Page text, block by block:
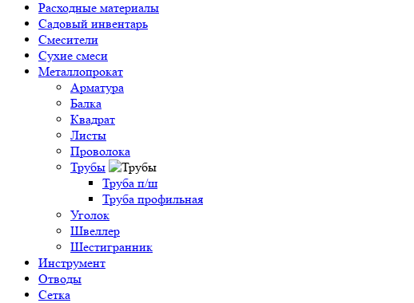
Расходные материалы
Садовый инвентарь
Смесители
Сухие смеси
Металлопрокат
Арматура
Балка
Квадрат
Листы
Проволока
Трубы
Труба п/ш
Труба профильная
Уголок
Швеллер
Шестигранник
Инструмент
Отводы
Сетка